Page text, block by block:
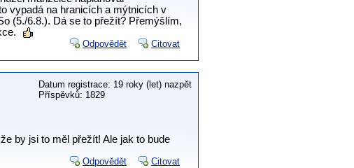
vypadá na hranicích a mýtnicích v
(5./6.8.). Dá se to přežít? Přemýšlím,
Odpovědět Citovat
Datum registrace: 19 roky (let) nazpět
Příspěvků: 1829
by jsi to měl přežít! Ale jak to bude
Odpovědět Citovat